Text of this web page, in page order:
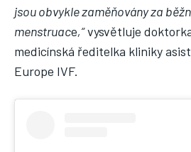
jsou obvykle zaměňovány za
menstruace,“vysvětluje
medicínská ředitelka kliniky
Europe IVF.